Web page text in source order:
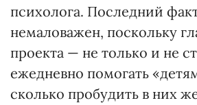
психолога. Последний
немаловажен, поскольку
проекта — не только и не
ежедневно помогать
сколько пробудить в них